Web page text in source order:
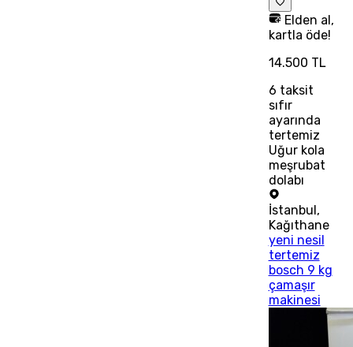
Elden al,
kartla öde!
14.500 TL
6 taksit
sıfır
ayarında
tertemiz
Uğur kola
meşrubat
dolabı
İstanbul ,
Kağıthane
yeni nesil
tertemiz
bosch 9 kg
çamaşır
makinesi